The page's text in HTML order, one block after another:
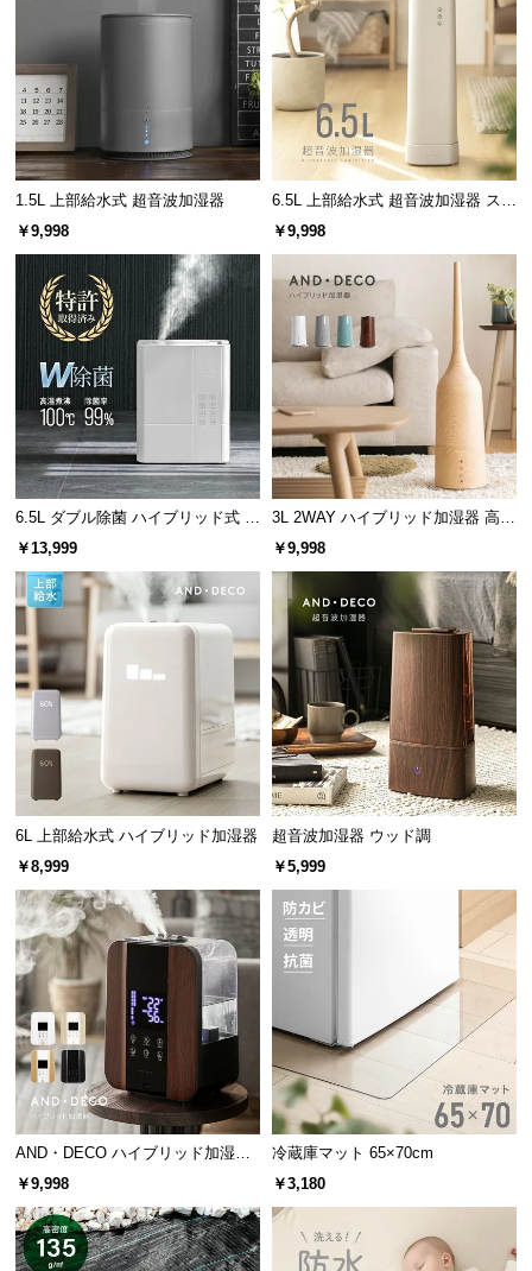
o.,
1.5L 上部給水式 超音波加湿器
￥9,998
6.5L 上部給水式 超音波加湿器 ステ
ンレス振動子モデル
￥9,998
6.5L ダブル除菌 ハイブリッド式 U
Vライト+ヒーター除菌機能付き
￥13,999
3L 2WAY ハイブリッド加湿器 高さ
調整可能
￥9,998
6L 上部給水式 ハイブリッド加湿器
￥8,999
超音波加湿器 ウッド調
￥5,999
AND・DECO ハイブリッド加湿器
ステンレス振動子モデル 木目調
￥9,998
冷蔵庫マット 65×70cm
￥3,180